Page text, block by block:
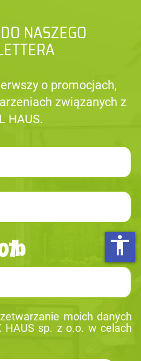
DO NASZEGO
o promocjach,
związanych z
HAUS.
moich da­nych
HAUS sp. z o.o. w ce­lach
accessibility